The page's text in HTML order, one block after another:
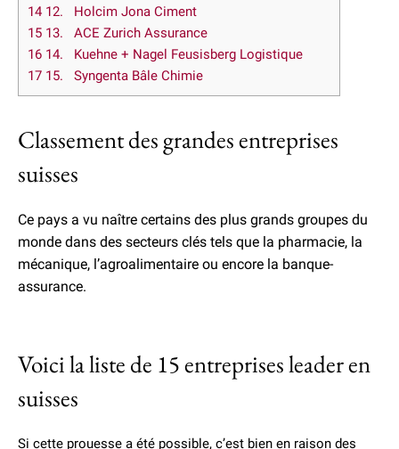
14 12. Holcim Jona Ciment
15 13. ACE Zurich Assurance
16 14. Kuehne + Nagel Feusisberg Logistique
17 15. Syngenta Bâle Chimie
Classement des grandes entreprises
suisses
Ce pays a vu naître certains des plus grands groupes du
monde dans des secteurs clés tels que la pharmacie, la
mécanique, l’agroalimentaire ou encore la banque-
assurance.
Voici la liste de 15 entreprises leader en
suisses
Si cette prouesse a été possible, c’est bien en raison des